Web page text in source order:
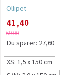
Ollipet
41,40
69,00
Du sparer: 27,60
XS: 1,5 x 150 cm